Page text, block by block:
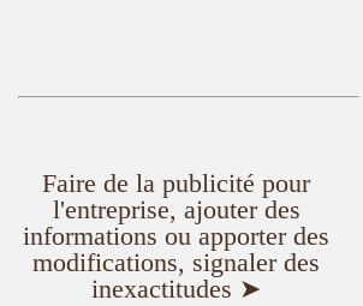
Faire de la publicité pour
l'entreprise, ajouter des
informations ou apporter des
modifications, signaler des
inexactitudes ➤